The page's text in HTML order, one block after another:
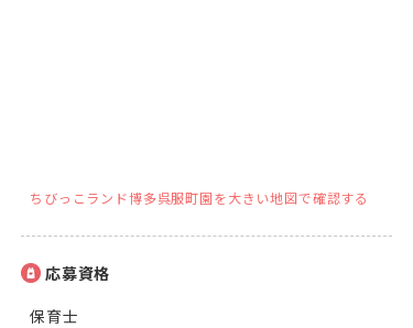
ちびっこランド博多呉服町園を大きい地図で確認する
応募資格
保育士